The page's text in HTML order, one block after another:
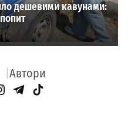
дешевими кавунами:
Автори
PageTelegram
TikTok